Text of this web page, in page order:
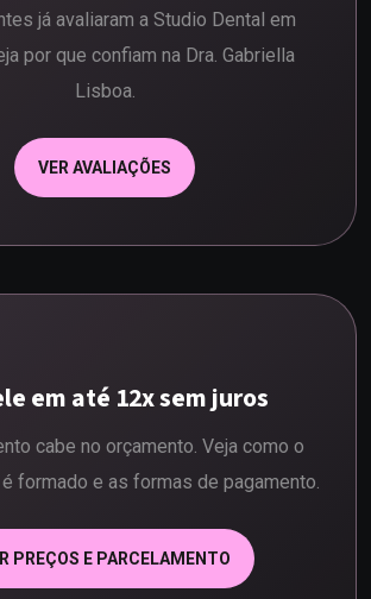
já avaliaram a Studio Dental em
por que confiam na Dra. Gabriella
Lisboa.
VER AVALIAÇÕES
em até 12x sem juros
cabe no orçamento. Veja como o
formado e as formas de pagamento.
PREÇOS E PARCELAMENTO